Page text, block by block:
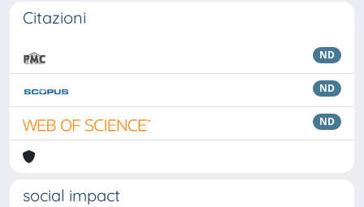
Citazioni
ND
ND
ND
social impact